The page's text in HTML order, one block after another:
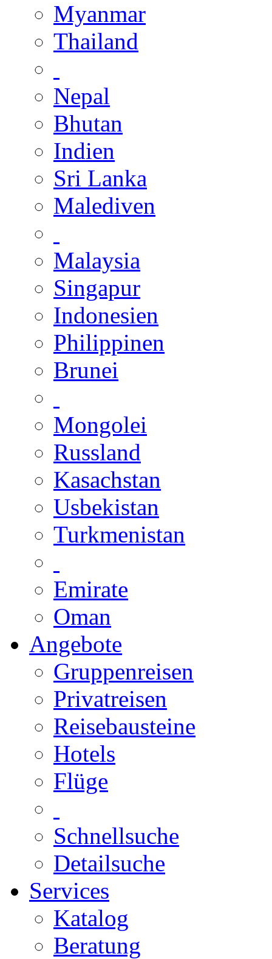
Myanmar
Thailand
Nepal
Bhutan
Indien
Sri Lanka
Malediven
Malaysia
Singapur
Indonesien
Philippinen
Brunei
Mongolei
Russland
Kasachstan
Usbekistan
Turkmenistan
Emirate
Oman
Angebote
Gruppenreisen
Privatreisen
Reisebausteine
Hotels
Flüge
Schnellsuche
Detailsuche
Services
Katalog
Beratung